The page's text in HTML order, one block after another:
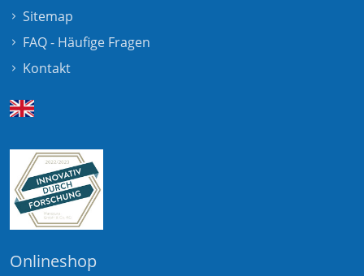
Sitemap
FAQ - Häufige Fragen
Kontakt
Onlineshop